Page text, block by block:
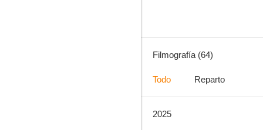
Efectos secundarios
Filmografía (64)
Todo Reparto
2025